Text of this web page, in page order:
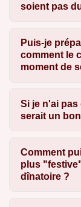
soient pas
Puis-je
comment le
moment de
Si je n'ai
serait un
Comment
plus
dînatoire ?